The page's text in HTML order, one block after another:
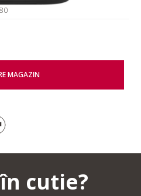
MAGAZIN
cutie?